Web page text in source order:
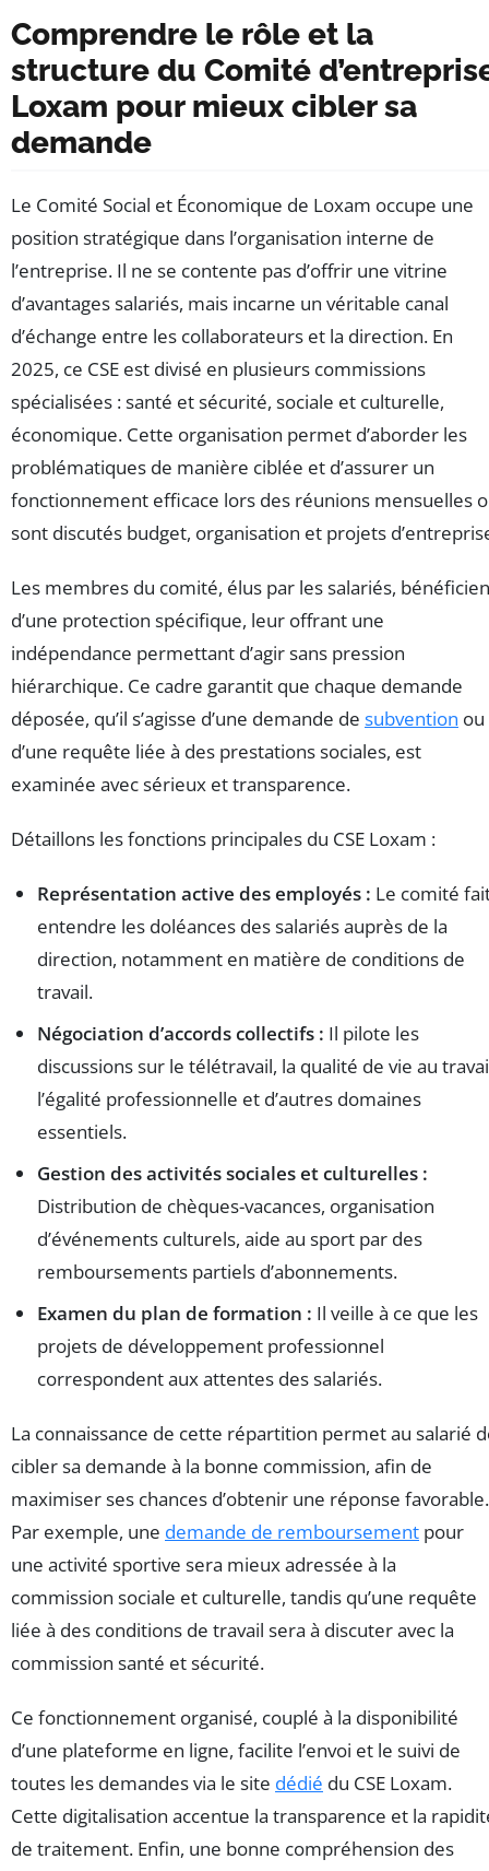
Comprendre le rôle et la
structure du Comité
Loxam pour mieux cibler sa
demande
Le Comité Social et Économique de Loxam occupe une
position stratégique dans l’organisation interne de
l’entreprise. Il ne se contente pas d’offrir une vitrine
d’avantages salariés, mais incarne un véritable canal
d’échange entre les collaborateurs et la direction. En
2025, ce CSE est divisé en plusieurs commissions
spécialisées : santé et sécurité, sociale et culturelle,
économique. Cette organisation permet d’aborder les
problématiques de manière ciblée et d’assurer un
fonctionnement efficace lors des réunions mensuelles
sont discutés budget, organisation et projets
Les membres du comité, élus par les salariés,
d’une protection spécifique, leur offrant une
indépendance permettant d’agir sans pression
hiérarchique. Ce cadre garantit que chaque demande
déposée, qu’il s’agisse d’une demande de subvention ou
d’une requête liée à des prestations sociales, est
examinée avec sérieux et transparence.
Détaillons les fonctions principales du CSE Loxam :
Représentation active des employés : Le comité
entendre les doléances des salariés auprès de la
direction, notamment en matière de conditions de
travail.
Négociation d’accords collectifs : Il pilote les
discussions sur le télétravail, la qualité de vie au
l’égalité professionnelle et d’autres domaines
essentiels.
Gestion des activités sociales et culturelles :
Distribution de chèques-vacances, organisation
d’événements culturels, aide au sport par des
remboursements partiels d’abonnements.
Examen du plan de formation : Il veille à ce que les
projets de développement professionnel
correspondent aux attentes des salariés.
La connaissance de cette répartition permet au salarié
cibler sa demande à la bonne commission, afin de
maximiser ses chances d’obtenir une réponse favorable.
Par exemple, une demande de remboursement pour
une activité sportive sera mieux adressée à la
commission sociale et culturelle, tandis qu’une requête
liée à des conditions de travail sera à discuter avec la
commission santé et sécurité.
Ce fonctionnement organisé, couplé à la disponibilité
d’une plateforme en ligne, facilite l’envoi et le suivi de
toutes les demandes via le site dédié du CSE Loxam.
Cette digitalisation accentue la transparence et la
de traitement. Enfin, une bonne compréhension des